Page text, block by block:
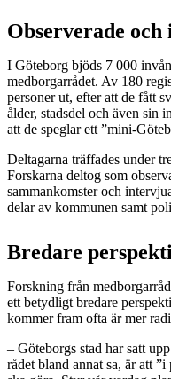
Observerade
I Göteborg bjöds 7 000
medborgarrådet. Av 180
personer ut, efter att de fått
ålder, stadsdel och även sin
att de speglar ett ”mini-
Deltagarna träffades under
Forskarna deltog som
sammankomster och
delar av kommunen samt
Bredare
Forskning från
ett betydligt bredare
kommer fram ofta är mer
– Göteborgs stad har satt
rådet bland annat sa, är att